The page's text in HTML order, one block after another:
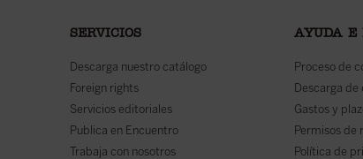
SERVICIOS
Descarga nuestro catálogo
Foreign rights
Servicios editoriales
Publica en Encuentro
Trabaja con nosotros
AYUDA E
Proceso de
Descarga de
Gastos y
Permisos de
Política de